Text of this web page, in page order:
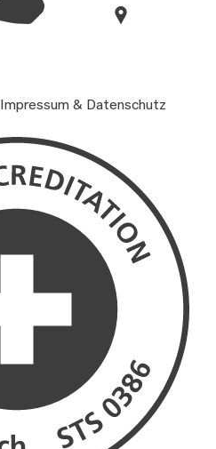
Impressum & Datenschutz